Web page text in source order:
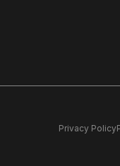
Privacy Policy